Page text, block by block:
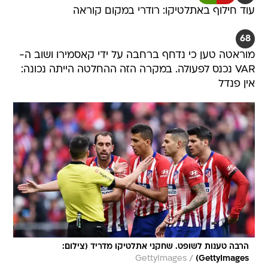
עוד חילוף באתלטיקו: רודרי במקום קוראה
68
מוראטה טען כי נדחף ברחבה על ידי קאסמירו ושוב ה-
VAR נכנס לפעולה. במקרה הזה ההחלטה הייתה נכונה:
אין פנדל
הרבה טענות לשופט. שחקני אתלטיקו מדריד (צילום:
GettyImages)
/
GettyImages